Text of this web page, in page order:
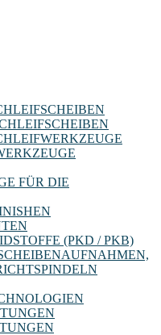
FÜR DIE
(PKD / PKB)